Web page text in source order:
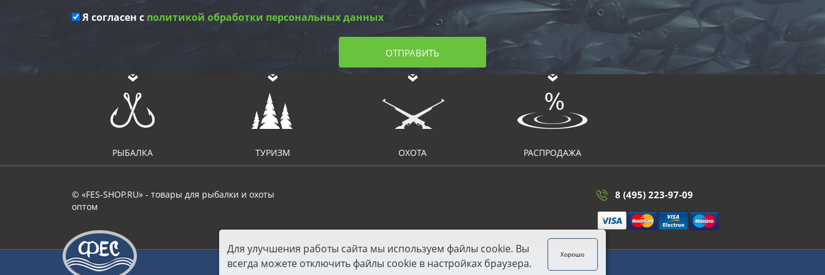
Я согласен с политикой обработки персональных данных
ОТПРАВИТЬ
РЫБАЛКА ТУРИЗМ ОХОТА РАСПРОДАЖА
© «FES-SHOP.RU» - товары для рыбалки и охоты
оптом
8 (495) 223-97-09
Для улучшения работы сайта мы используем файлы cookie. Вы
всегда можете отключить файлы cookie в настройках браузера.
Хорошо